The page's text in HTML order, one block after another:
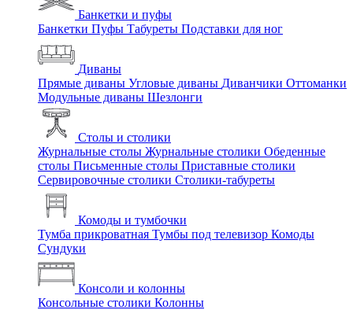
Банкетки и пуфы
Банкетки Пуфы Табуреты Подставки для ног
Диваны
Прямые диваны Угловые диваны Диванчики Оттоманки
Модульные диваны Шезлонги
Столы и столики
Журнальные столы Журнальные столики Обеденные
столы Письменные столы Приставные столики
Сервировочные столики Столики-табуреты
Комоды и тумбочки
Тумба прикроватная Тумбы под телевизор Комоды
Сундуки
Консоли и колонны
Консольные столики Колонны